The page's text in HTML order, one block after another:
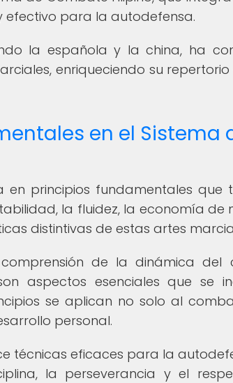
efectivo para la autodefensa.
la española y la china, ha
enriqueciendo su
en el Sistema
en principios fundamentales que
la fluidez, la economía de
distintivas de estas artes
de la dinámica del
aspectos esenciales que se
se aplican no solo al
personal.
técnicas eficaces para la
la perseverancia y el